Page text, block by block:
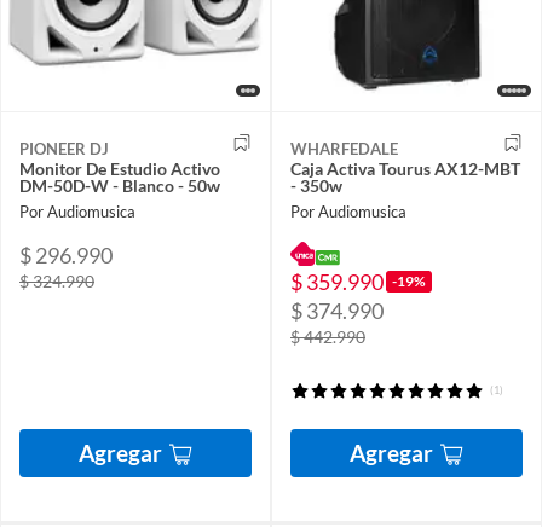
PIONEER DJ
Monitor De Estudio Activo
DM-50D-W - Blanco - 50w
Por Audiomusica
$ 296.990
$ 324.990
Agregar
WHARFEDALE
Caja Activa Tourus AX12-MBT
- 350w
Por Audiomusica
$ 359.990 -19%
$ 374.990
$ 442.990
(1)
Agregar